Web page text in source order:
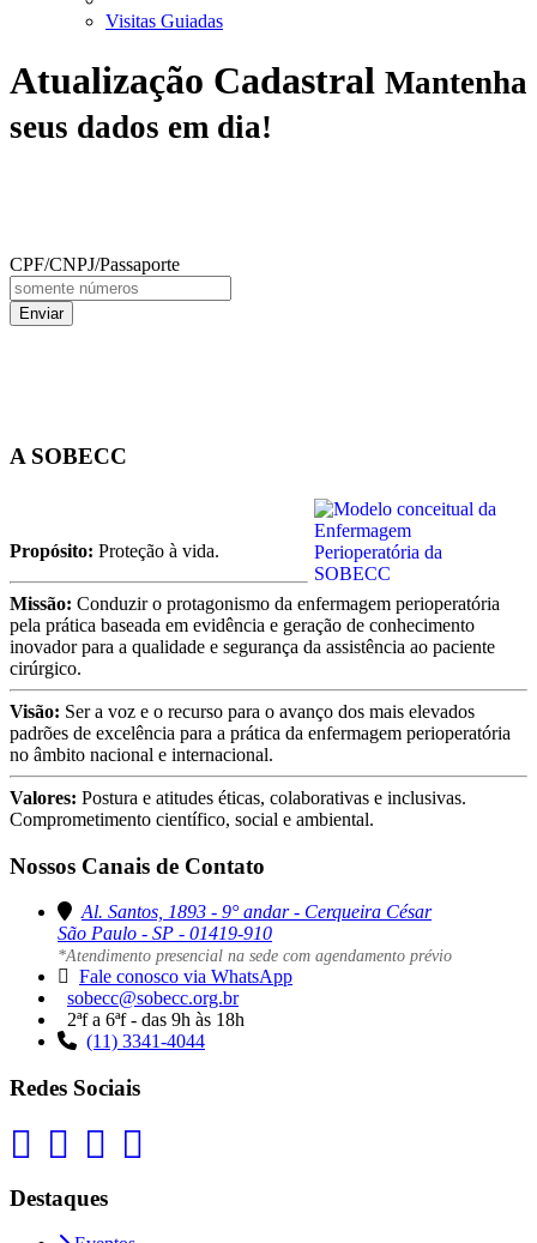
Visitas Guiadas
Atualização Cadastral Mantenha
seus dados em dia!
CPF/CNPJ/Passaporte
Enviar
A SOBECC
Propósito: Proteção à vida.
Missão: Conduzir o protagonismo da enfermagem perioperatória
pela prática baseada em evidência e geração de conhecimento
inovador para a qualidade e segurança da assistência ao paciente
cirúrgico.
Visão: Ser a voz e o recurso para o avanço dos mais elevados
padrões de excelência para a prática da enfermagem perioperatória
no âmbito nacional e internacional.
Valores: Postura e atitudes éticas, colaborativas e inclusivas.
Comprometimento científico, social e ambiental.
Nossos Canais de Contato
Al. Santos, 1893 - 9° andar - Cerqueira César
São Paulo - SP - 01419-910
*Atendimento presencial na sede com agendamento prévio
Fale conosco via WhatsApp
sobecc@sobecc.org.br
2ªf a 6ªf - das 9h às 18h
(11) 3341-4044
Redes Sociais
Destaques